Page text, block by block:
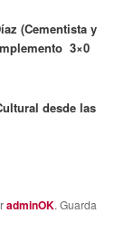
(Cementista y
3×0
desde las
adminOK. Guarda